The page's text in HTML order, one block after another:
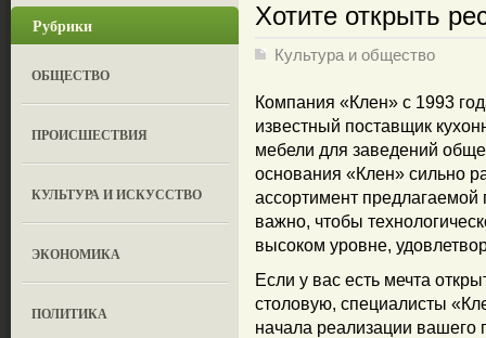
Рубрики
ОБЩЕСТВО
ПРОИСШЕСТВИЯ
КУЛЬТУРА И ИСКУССТВО
ЭКОНОМИКА
ПОЛИТИКА
Хотите открыть
Культура и общество
Компания «Клен» с 1993
известный поставщик
мебели для заведений
основания «Клен» сильно
ассортимент предлагаемой
важно, чтобы
высоком уровне,
Если у вас есть мечта
столовую, специалисты
начала реализации вашего